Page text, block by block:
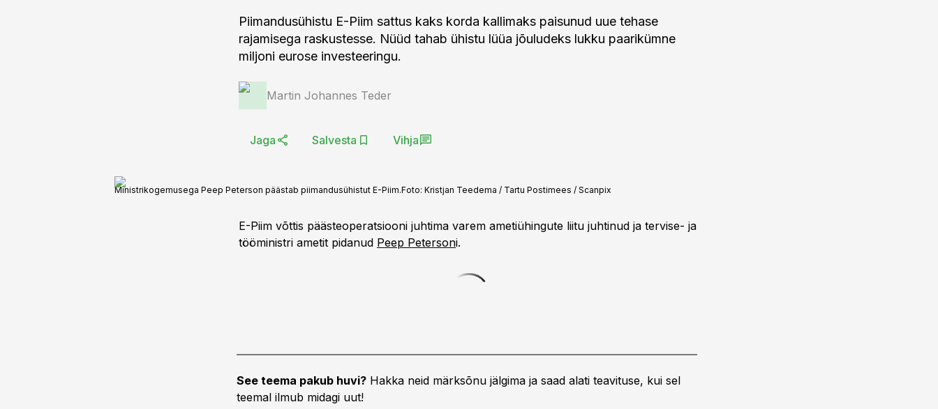
Piimandusühistu E-Piim sattus kaks korda kallimaks paisunud uue tehase
rajamisega raskustesse. Nüüd tahab ühistu lüüa jõuludeks lukku paarikümne
miljoni eurose investeeringu.
Martin Johannes Teder
Jaga Salvesta Vihja
Ministrikogemusega Peep Peterson päästab piimandusühistut E-Piim.Foto: Kristjan Teedema / Tartu Postimees / Scanpix
E-Piim võttis päästeoperatsiooni juhtima varem ametiühingute liitu juhtinud ja tervise- ja
tööministri ametit pidanud Peep Petersoni.
See teema pakub huvi? Hakka neid märksõnu jälgima ja saad alati teavituse, kui sel
teemal ilmub midagi uut!